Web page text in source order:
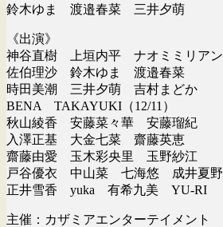
鈴木ゆま 渡邉春菜 三井夕萌
《出演》
神谷直樹 上垣内平 ナオミミリアン
佐伯理沙 鈴木ゆま 渡邉春菜
時田美潮 三井夕萌 吉村まどか
BENA TAKAYUKI（12/11）
秋山綾香 安藤菜々華 安藤瑠紀
入澤正基 大金七菜 齋藤英恵
齋藤由愛 玉木彩央里 玉野紗江
戸谷優衣 中山菜 七海悠 成井夏野
正井雪香 yuka 有希九美 YU-RI
主催：カザミアエンターテイメント